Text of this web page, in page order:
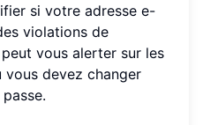
si votre adresse e-
violations de
vous alerter sur les
devez changer